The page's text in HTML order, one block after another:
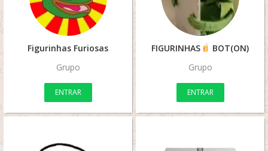
Figurinhas Furiosas
Grupo
ENTRAR
FIGURINHAS
BOT(ON)
Grupo
ENTRAR